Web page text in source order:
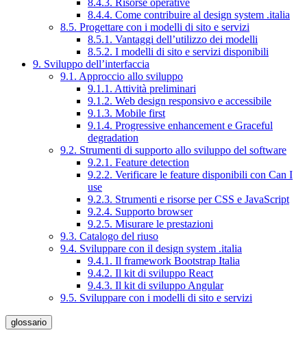
8.4.3. Risorse operative
8.4.4. Come contribuire al design system .italia
8.5. Progettare con i modelli di sito e servizi
8.5.1. Vantaggi dell’utilizzo dei modelli
8.5.2. I modelli di sito e servizi disponibili
9. Sviluppo dell’interfaccia
9.1. Approccio allo sviluppo
9.1.1. Attività preliminari
9.1.2. Web design responsivo e accessibile
9.1.3. Mobile first
9.1.4. Progressive enhancement e Graceful
degradation
9.2. Strumenti di supporto allo sviluppo del software
9.2.1. Feature detection
9.2.2. Verificare le feature disponibili con Can I
use
9.2.3. Strumenti e risorse per CSS e JavaScript
9.2.4. Supporto browser
9.2.5. Misurare le prestazioni
9.3. Catalogo del riuso
9.4. Sviluppare con il design system .italia
9.4.1. Il framework Bootstrap Italia
9.4.2. Il kit di sviluppo React
9.4.3. Il kit di sviluppo Angular
9.5. Sviluppare con i modelli di sito e servizi
glossario